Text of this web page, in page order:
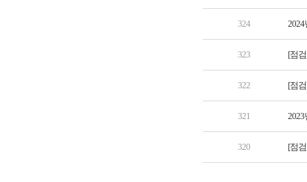
324 2024
323 [점
322 [점
321 2023
320 [점